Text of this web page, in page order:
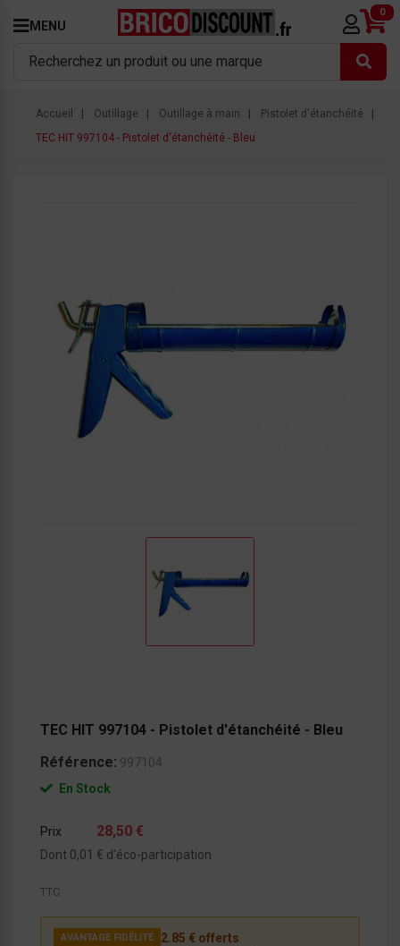
MENU
0
Accueil Outillage Outillage à main
Pistolet d'étanchéité
TEC HIT 997104 - Pistolet d'étanchéité - Bleu
TEC HIT 997104 - Pistolet d'étanchéité - Bleu
Référence: 997104
En Stock
Prix 28,50 €
Dont 0,01 € d'éco-participation
TTC
AVANTAGE FIDÉLITÉ
2.85 € offerts